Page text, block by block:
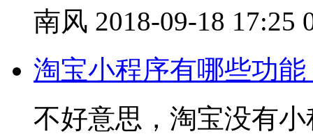
南风 2018-09-18 17:25
淘宝小程序有哪些功
不好意思，淘宝没有